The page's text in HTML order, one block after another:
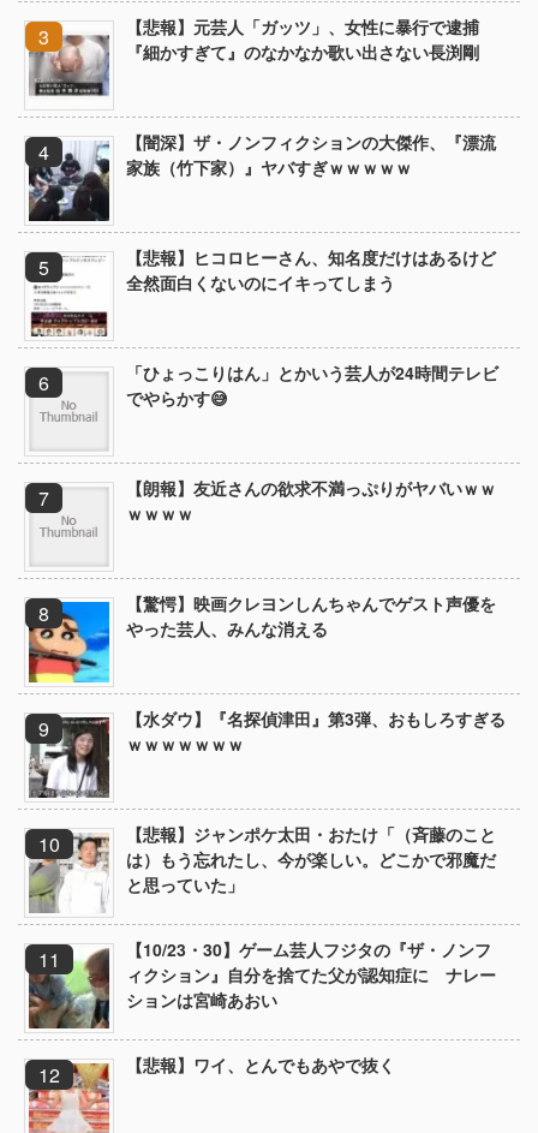
【悲報】元芸人「ガッツ」、女性に暴行で逮捕
『細かすぎて』のなかなか歌い出さない長渕剛
【闇深】ザ・ノンフィクションの大傑作、『漂流
家族（竹下家）』ヤバすぎｗｗｗｗｗ
【悲報】ヒコロヒーさん、知名度だけはあるけど
全然面白くないのにイキってしまう
「ひょっこりはん」とかいう芸人が24時間テレビ
でやらかす😅
【朗報】友近さんの欲求不満っぷりがヤバいｗｗ
ｗｗｗｗ
【驚愕】映画クレヨンしんちゃんでゲスト声優を
やった芸人、みんな消える
【水ダウ】『名探偵津田』第3弾、おもしろすぎる
ｗｗｗｗｗｗｗ
【悲報】ジャンポケ太田・おたけ「（斉藤のこと
は）もう忘れたし、今が楽しい。どこかで邪魔だ
と思っていた」
【10/23・30】ゲーム芸人フジタの『ザ・ノンフ
ィクション』自分を捨てた父が認知症に ナレー
ションは宮崎あおい
【悲報】ワイ、とんでもあやで抜く